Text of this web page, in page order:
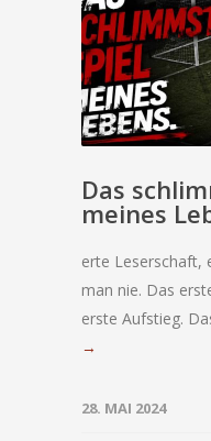
Das
meines
erte Leserschaft,
man nie. Das
erste Aufstieg.
→
28. MAI 2024